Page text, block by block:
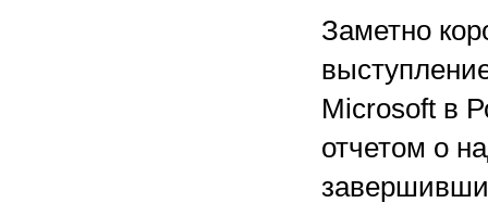
Заметно
Microsoft в
отчетом о